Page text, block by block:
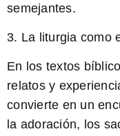
semejantes.
3. La liturgia como
En los textos
relatos y
convierte en un
la adoración, los